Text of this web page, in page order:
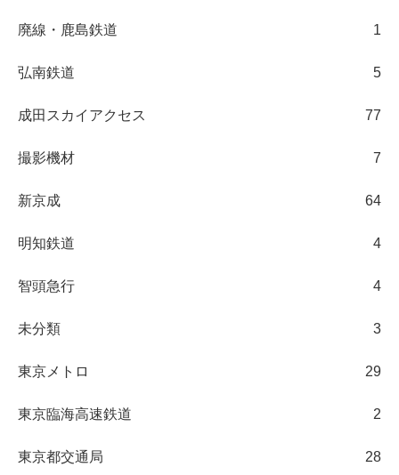
廃線・鹿島鉄道 1
弘南鉄道 5
成田スカイアクセス 77
撮影機材 7
新京成 64
明知鉄道 4
智頭急行 4
未分類 3
東京メトロ 29
東京臨海高速鉄道 2
東京都交通局 28